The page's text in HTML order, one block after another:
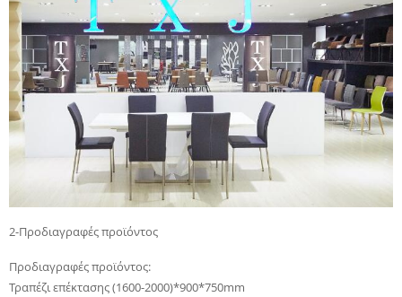
2-Προδιαγραφές προϊόντος
Προδιαγραφές προϊόντος:
Τραπέζι επέκτασης (1600-2000)*900*750mm